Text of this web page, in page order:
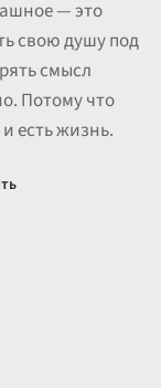
— это
свою душу под
смысл
Потому что
есть жизнь.